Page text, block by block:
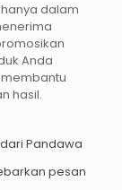
dalam
Anda
hasil.
Pandawa
pesan